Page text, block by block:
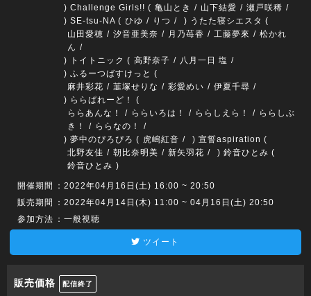
) Challenge Girls!! ( 亀山とき 山下結愛
瀬戸咲稀
) SE-tsu-NA ( ひゆ りつ
) うたた寝シエスタ (
山田愛穂
汐音亜美奈 月乃苺香 工藤夢來
松かれ
ん
) トイトニック ( 高野奈子
八月一日 塩
) ふるーつばすけっと (
麻井彩花
韮塚せりな 彩愛めい
伊夏千尋
) ららぱれーど！ (
ららあんな！
ららいろは！ ららしえら！
ららしぶ
き！
ららなの！
) 夢中のぴろぴろ ( 虎嶋紅音
) 宣誓aspiration (
北野友佳
朝比奈明美 新矢羽花
) 鈴音ひとみ (
鈴音ひとみ )
開催期間
：2022年04月16日(土) 16:00 ~ 20:50
販売期間
：2022年04月14日(木) 11:00 ~ 04月16日(土) 20:50
参加方法 ：一般視聴
ツイート
販売価格 配信終了